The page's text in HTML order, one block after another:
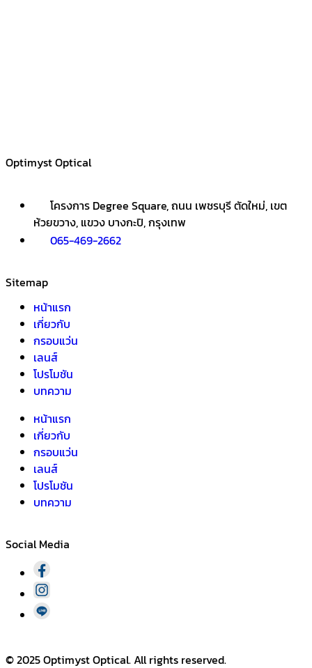
Optimyst Optical
โครงการ Degree Square, ถนน เพชรบุรี ตัดใหม่, เขต
ห้วยขวาง, แขวง บางกะปิ, กรุงเทพ
065-469-2662
Sitemap
หน้าแรก
เกี่ยวกับ
กรอบแว่น
เลนส์
โปรโมชัน
บทความ
หน้าแรก
เกี่ยวกับ
กรอบแว่น
เลนส์
โปรโมชัน
บทความ
Social Media​
© 2025 Optimyst Optical. All rights reserved.​